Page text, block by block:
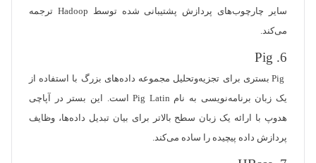
سایر چارچوب‌های پردازش پشتیبانی شده توسط Hadoop ترجمه
می‌کند.
6. Pig
Pig بستری برای تجزیه‌وتحلیل مجموعه داده‌های بزرگ با استفاده از
یک زبان برنامه‌نویسی به نام Pig Latin است. این بستر در آپاچی
هدوپ با ارائه یک زبان سطح بالاتر برای بیان تبدیل داده‌ها، وظایف
پردازش داده پیچیده را ساده می‌کند.